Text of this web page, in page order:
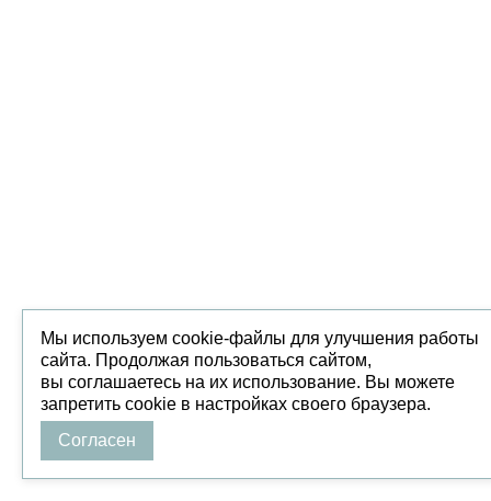
Мы используем cookie-файлы для улучшения работы
сайта. Продолжая пользоваться сайтом,
вы соглашаетесь на их использование. Вы можете
запретить cookie в настройках своего браузера.
Согласен